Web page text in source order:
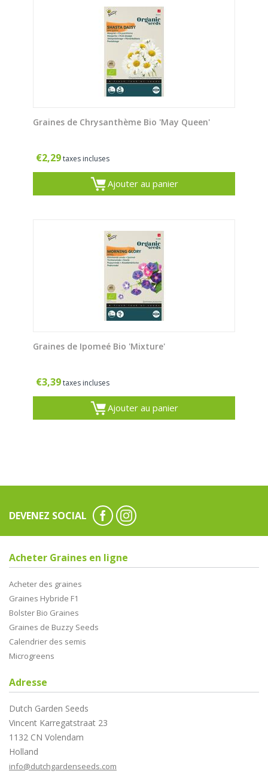
Graines de Chrysanthème Bio 'May Queen'
€2,29taxes incluses
Ajouter au panier
Graines de Ipomeé Bio 'Mixture'
€3,39taxes incluses
Ajouter au panier
DEVENEZ SOCIAL
Acheter Graines en ligne
Acheter des graines
Graines Hybride F1
Bolster Bio Graines
Graines de Buzzy Seeds
Calendrier des semis
Microgreens
Adresse
Dutch Garden Seeds
Vincent Karregatstraat 23
1132 CN Volendam
Holland
info@dutchgardenseeds.com